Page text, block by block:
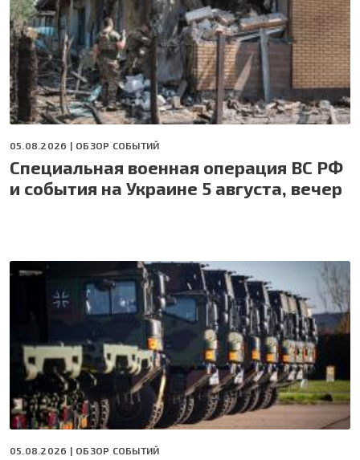
05.08.2026 | ОБЗОР СОБЫТИЙ
Специальная военная операция ВС РФ
и события на Украине 5 августа, вечер
05.08.2026 | ОБЗОР СОБЫТИЙ